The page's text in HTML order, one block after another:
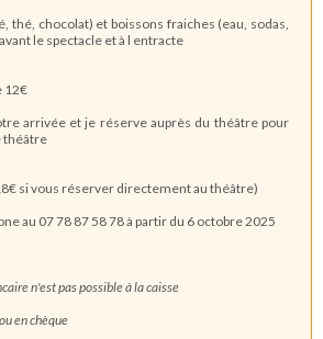
thé, chocolat) et boissons fraiches (eau, sodas,
le spectacle et à l entracte
12€
arrivée et je réserve auprès du théâtre pour
théâtre
si vous réserver directement au théâtre)
au 07 78 87 58 78 à partir du 6 octobre 2025
n'est pas possible à la caisse
en chèque